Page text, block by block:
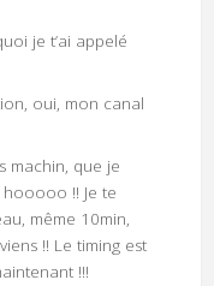
je t’ai appelé
oui, mon canal
machin, que je
!! Je te
même 10min,
!! Le timing est
!!!